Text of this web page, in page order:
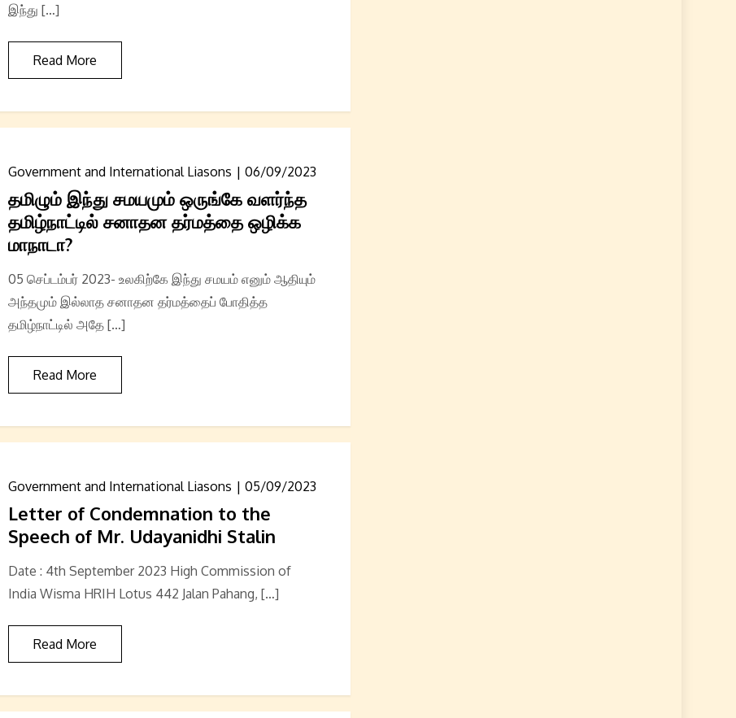
இந்து […]
Read More
Government and International Liasons 06/09/2023
தமிழும் இந்து சமயமும் ஒருங்கே வளர்ந்த
தமிழ்நாட்டில் சனாதன தர்மத்தை ஒழிக்க
மாநாடா?
05 செப்டம்பர் 2023- உலகிற்கே இந்து சமயம் எனும் ஆதியும்
அந்தமும் இல்லாத சனாதன தர்மத்தைப் போதித்த
தமிழ்நாட்டில் அதே […]
Read More
Government and International Liasons 05/09/2023
Letter of Condemnation to the
Speech of Mr. Udayanidhi Stalin
Date : 4th September 2023 High Commission of
India Wisma HRIH Lotus 442 Jalan Pahang, […]
Read More